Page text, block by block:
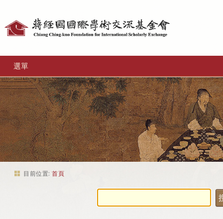
選單
目前位置: 首頁